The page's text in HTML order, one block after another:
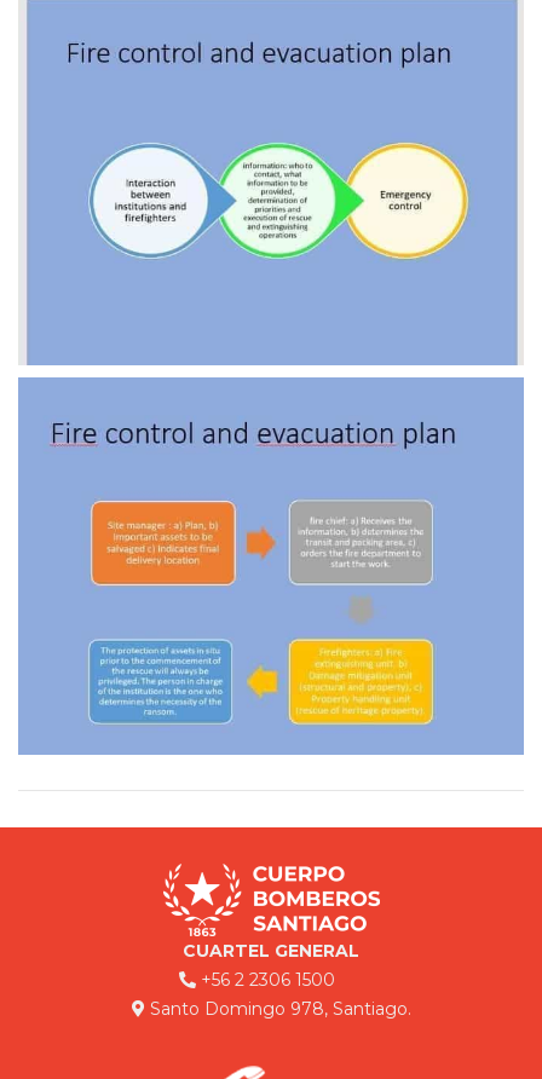
CUARTEL GENERAL
+56 2 2306 1500
Santo Domingo 978, Santiago.